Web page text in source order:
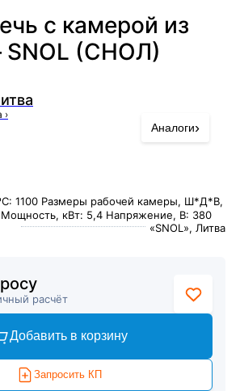
с камерой из
SNOL (СНОЛ)
›
Аналоги›
1100 Размеры рабочей камеры, Ш*Д*В,
кВт: 5,4 Напряжение, В: 380
«SNOL», Литва
расчёт
Добавить в корзину
Запросить КП